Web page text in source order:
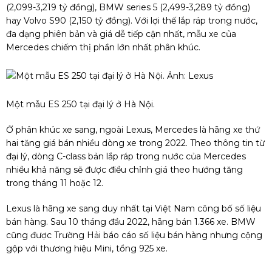
(2,099-3,219 tỷ đồng), BMW series 5 (2,499-3,289 tỷ đồng)
hay Volvo S90 (2,150 tỷ đồng). Với lợi thế lắp ráp trong nước,
đa dạng phiên bản và giá dễ tiếp cận nhất, mẫu xe của
Mercedes chiếm thị phần lớn nhất phân khúc.
Một mẫu ES 250 tại đại lý ở Hà Nội.
Ở phân khúc xe sang, ngoài Lexus, Mercedes là hãng xe thứ
hai tăng giá bán nhiều dòng xe trong 2022. Theo thông tin từ
đại lý, dòng C-class bản lắp ráp trong nước của Mercedes
nhiều khả năng sẽ được điều chỉnh giá theo hướng tăng
trong tháng 11 hoặc 12.
Lexus là hãng xe sang duy nhất tại Việt Nam công bố số liệu
bán hàng. Sau 10 tháng đầu 2022, hãng bán 1.366 xe. BMW
cũng được Trường Hải báo cáo số liệu bán hàng nhưng cộng
gộp với thương hiệu Mini, tổng 925 xe.